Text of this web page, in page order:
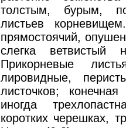
толстым, бурым,
листьев
прямостоячий,
слегка ветвистый
Прикорневые
лировидные,
листочков;
иногда
коротких черешках,